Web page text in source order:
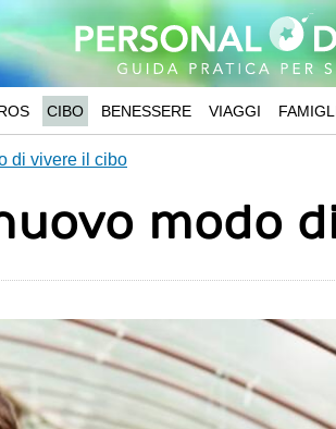
CIBO BENESSERE VIAGGI
di vivere il cibo
modo